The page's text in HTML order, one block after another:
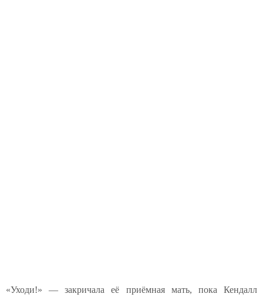
«Уходи!» — закричала её приёмная мать, пока Кендалл